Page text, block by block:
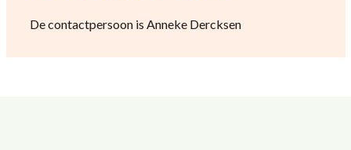
De contactpersoon is Anneke Dercksen